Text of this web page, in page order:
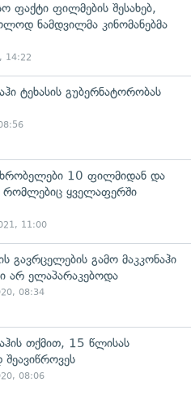
ფაქტი ფილმების შესახებ,
ნამდვილმა კინომანებმა
14:22
ტეხასის გუბერნატორობას
10 ფილმიდან და
რომლებიც ყველაფერში
11:00
გავრცელების გამო მაკკონაჰი
არ ელაპარაკებოდა
08:34
თქმით, 15 წლისას
08:06